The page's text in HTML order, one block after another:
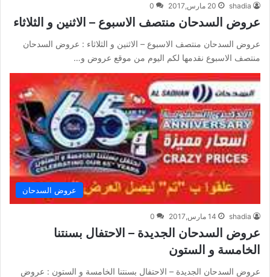
shadia 20 مارس,2017 0
عروض السدحان منتصف الاسبوع – الاثنين و الثلاثاء
عروض السدحان منتصف الاسبوع – الاثنين و الثلاثاء : عروض السدحان
منتصف الاسبوع نقدمها لكم اليوم من موقع عروض و…
عروض السدحان
shadia 14 مارس,2017 0
عروض السدحان الجديدة – الاحتفال بسنتنا
الخامسة و الستون
عروض السدحان الجديدة – الاحتفال بسنتنا الخامسة و الستون : عروض